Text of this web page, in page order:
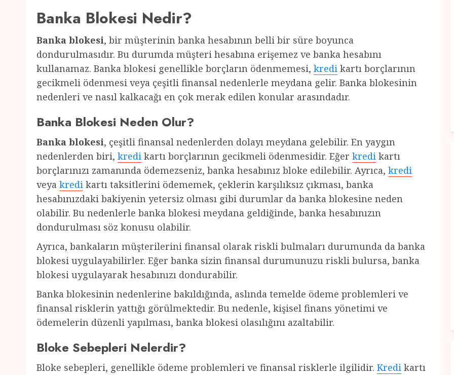
Banka Blokesi Nedir?
Banka blokesi, bir müşterinin banka hesabının belli bir süre boyunca
dondurulmasıdır. Bu durumda müşteri hesabına erişemez ve banka hesabını
kullanamaz. Banka blokesi genellikle borçların ödenmemesi, kredi kartı borçlarının
gecikmeli ödenmesi veya çeşitli finansal nedenlerle meydana gelir. Banka blokesinin
nedenleri ve nasıl kalkacağı en çok merak edilen konular arasındadır.
Banka Blokesi Neden Olur?
Banka blokesi, çeşitli finansal nedenlerden dolayı meydana gelebilir. En yaygın
nedenlerden biri, kredi kartı borçlarının gecikmeli ödenmesidir. Eğer kredi kartı
borçlarınızı zamanında ödemezseniz, banka hesabınız bloke edilebilir. Ayrıca, kredi
veya kredi kartı taksitlerini ödememek, çeklerin karşılıksız çıkması, banka
hesabınızdaki bakiyenin yetersiz olması gibi durumlar da banka blokesine neden
olabilir. Bu nedenlerle banka blokesi meydana geldiğinde, banka hesabınızın
dondurulması söz konusu olabilir.
Ayrıca, bankaların müşterilerini finansal olarak riskli bulmaları durumunda da banka
blokesi uygulayabilirler. Eğer banka sizin finansal durumunuzu riskli bulursa, banka
blokesi uygulayarak hesabınızı dondurabilir.
Banka blokesinin nedenlerine bakıldığında, aslında temelde ödeme problemleri ve
finansal risklerin yattığı görülmektedir. Bu nedenle, kişisel finans yönetimi ve
ödemelerin düzenli yapılması, banka blokesi olasılığını azaltabilir.
Bloke Sebepleri Nelerdir?
Bloke sebepleri, genellikle ödeme problemleri ve finansal risklerle ilgilidir. Kredi kartı